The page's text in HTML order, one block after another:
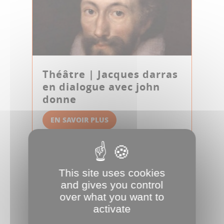
Théâtre | Jacques darras
en dialogue avec john
donne
EN SAVOIR PLUS
This site uses cookies
and gives you control
over what you want to
activate